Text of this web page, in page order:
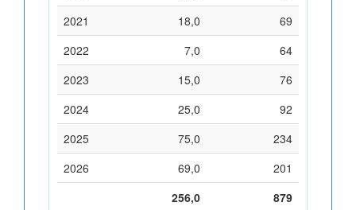
2021
18,0
69
2022
7,0
64
2023
15,0
76
2024
25,0
92
2025
75,0
234
2026
69,0
201
256,0
879